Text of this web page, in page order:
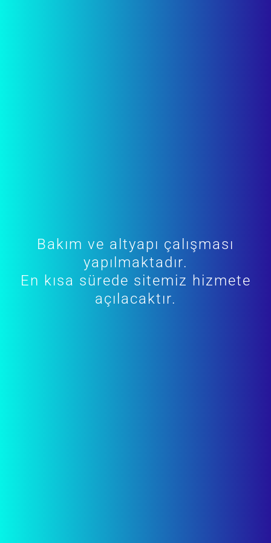
Bakım ve altyapı çalışması
yapılmaktadır.
En kısa sürede sitemiz hizmete
açılacaktır.